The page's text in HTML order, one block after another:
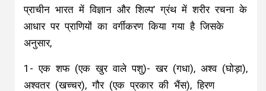
प्राचीन भारत में विज्ञान और शिल्प’ ग्रंथ में शरीर रचना के
आधार पर प्राणियों का वर्गीकरण किया गया है जिसके
अनुसार,
1- एक शफ (एक खुर वाले पशु)- खर (गधा), अश्व (घोड़ा),
अश्वतर (खच्चर), गौर (एक प्रकार की भैंस), हिरण